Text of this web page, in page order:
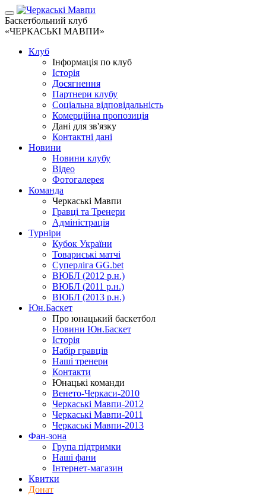
Баскетбольний клуб
«ЧЕРКАСЬКІ МАВПИ»
Клуб
Інформація по клуб
Історія
Досягнення
Партнери клубу
Соціальна відповідальність
Комерційна пропозиція
Дані для зв'язку
Контактні дані
Новини
Новини клубу
Відео
Фотогалерея
Команда
Черкаські Мавпи
Гравці та Тренери
Адміністрація
Турніри
Кубок України
Товариські матчі
Суперліга GG.bet
ВЮБЛ (2012 р.н.)
ВЮБЛ (2011 р.н.)
ВЮБЛ (2013 р.н.)
Юн.Баскет
Про юнацький баскетбол
Новини Юн.Баскет
Історія
Набір гравців
Наші тренери
Контакти
Юнацькі команди
Венето-Черкаси-2010
Черкаські Мавпи-2012
Черкаські Мавпи-2011
Черкаські Мавпи-2013
Фан-зона
Група підтримки
Наші фани
Інтернет-магазин
Квитки
Донат